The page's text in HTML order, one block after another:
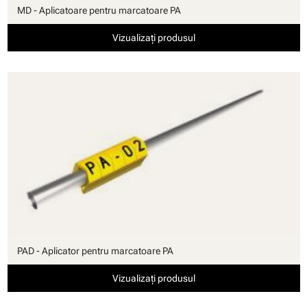
MD - Aplicatoare pentru marcatoare PA
Vizualizați produsul
PAD - Aplicator pentru marcatoare PA
Vizualizați produsul